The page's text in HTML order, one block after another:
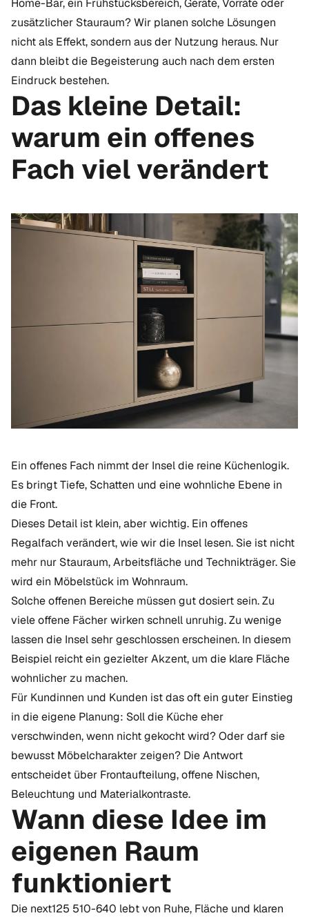
Home-Bar, ein Frühstücksbereich, Geräte, Vorräte oder
zusätzlicher Stauraum? Wir planen solche Lösungen
nicht als Effekt, sondern aus der Nutzung heraus. Nur
dann bleibt die Begeisterung auch nach dem ersten
Eindruck bestehen.
Das kleine Detail:
warum ein offenes
Fach viel verändert
Ein offenes Fach nimmt der Insel die reine Küchenlogik.
Es bringt Tiefe, Schatten und eine wohnliche Ebene in
die Front.
Dieses Detail ist klein, aber wichtig. Ein offenes
Regalfach verändert, wie wir die Insel lesen. Sie ist nicht
mehr nur Stauraum, Arbeitsfläche und Technikträger. Sie
wird ein Möbelstück im Wohnraum.
Solche offenen Bereiche müssen gut dosiert sein. Zu
viele offene Fächer wirken schnell unruhig. Zu wenige
lassen die Insel sehr geschlossen erscheinen. In diesem
Beispiel reicht ein gezielter Akzent, um die klare Fläche
wohnlicher zu machen.
Für Kundinnen und Kunden ist das oft ein guter Einstieg
in die eigene Planung: Soll die Küche eher
verschwinden, wenn nicht gekocht wird? Oder darf sie
bewusst Möbelcharakter zeigen? Die Antwort
entscheidet über Frontaufteilung, offene Nischen,
Beleuchtung und Materialkontraste.
Wann diese Idee im
eigenen Raum
funktioniert
Die next125 510-640 lebt von Ruhe, Fläche und klaren